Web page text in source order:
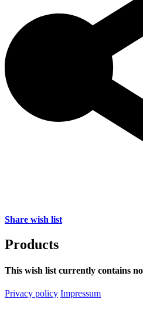
Share wish list
Products
This wish list currently contains
Privacy policy Impressum